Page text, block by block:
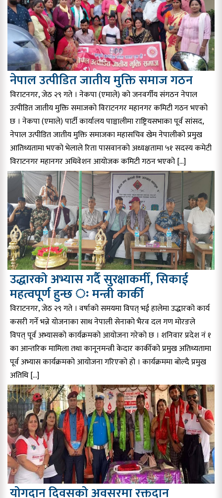
नेपाल उत्पीडित जातीय मुक्ति समाज गठन
विराटनगर, जेठ २९ गते । नेकपा (एमाले) को जनवर्गीय संगठन नेपाल
उत्पीडित जातीय मुक्ति समाजको विराटनगर महानगर कमिटी गठन भएको
छ । नेकपा (एमाले) पार्टी कार्यालय पाञ्चालीमा राष्ट्रियसभाका पूर्व सांसद,
नेपाल उत्पीडित जातीय मुक्ति समाजका महासचिव खेम नेपालीको प्रमुख
आतिथ्यतामा भएको भेलाले रिता पासवानको अध्यक्षतामा ५१ सदस्य कमेटी
विराटनगर महानगर अधिवेशन आयोजक कमिटी गठन भएको […]
उद्धारको अभ्यास गर्दै सुरक्षाकर्मी, सिकाई
महत्वपूर्ण हुन्छ ः मन्त्री कार्की
विराटनगर, जेठ २९ गते । वर्षाको समयमा विपत् भई हालेमा उद्धारको कार्य
कसरी गर्ने भन्ने योजनाका साथ नेपाली सेनाको भैरव दल गण मोरङले
विपत् पूर्व अभ्यासको कार्यक्रमको आयोजना गरेको छ । शनिवार प्रदेश नं १
का आन्तरिक मामिला तथा कानूनमन्त्री केदार कार्कीको प्रमुख अतिथ्यतामा
पूर्व अभ्यास कार्यक्रमको आयोजना गरिएको हो । कार्यक्रममा बोल्दै प्रमुख
अतिथि […]
योगदान दिवसको अवसरमा रक्तदान